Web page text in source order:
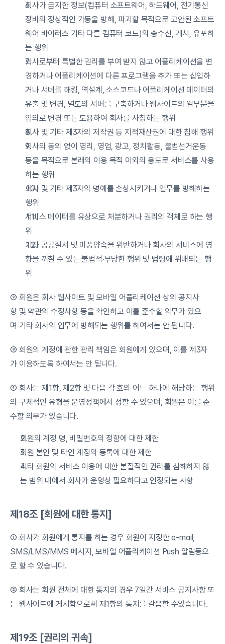
회사가 금지한 정보(컴퓨터 소프트웨어, 하드웨어, 전기통신
장비의 정상적인 가동을 방해, 파괴할 목적으로 고안된 소프트
웨어 바이러스 기타 다른 컴퓨터 코드)의 송수신, 게시, 유포하
는 행위
회사로부터 특별한 권리를 부여 받지 않고 어플리케이션을 변
경하거나 어플리케이션에 다른 프로그램을 추가 또는 삽입하
거나 서버를 해킹, 역설계, 소스코드나 어플리케이션 데이터의
유출 및 변경, 별도의 서버를 구축하거나 웹사이트의 일부분을
임의로 변경 또는 도용하여 회사를 사칭하는 행위
회사 및 기타 제3자의 저작권 등 지적재산권에 대한 침해 행위
회사의 동의 없이 영리, 영업, 광고, 정치활동, 불법선거운동
등을 목적으로 본래의 이용 목적 이외의 용도로 서비스를 사용
하는 행위
회사 및 기타 제3자의 명예를 손상시키거나 업무를 방해하는
행위
서비스 데이터를 유상으로 처분하거나 권리의 객체로 하는 행
위
기타 공공질서 및 미풍양속을 위반하거나 회사의 서비스에 영
향을 끼칠 수 있는 불법적·부당한 행위 및 법령에 위배되는 행
위
② 회원은 회사 웹사이트 및 모바일 어플리케이션 상의 공지사
항 및 약관의 수정사항 등을 확인하고 이를 준수할 의무가 있으
며 기타 회사의 업무에 방해되는 행위를 하여서는 안 됩니다.
③ 회원의 계정에 관한 관리 책임은 회원에게 있으며, 이를 제3자
가 이용하도록 하여서는 안 됩니다.
④ 회사는 제1항, 제2항 및 다음 각 호의 어느 하나에 해당하는 행위
의 구체적인 유형을 운영정책에서 정할 수 있으며, 회원은 이를 준
수할 의무가 있습니다.
회원의 계정 명, 비밀번호의 정함에 대한 제한
회원 본인 및 타인 계정의 등록에 대한 제한
기타 회원의 서비스 이용에 대한 본질적인 권리를 침해하지 않
는 범위 내에서 회사가 운영상 필요하다고 인정되는 사항
제18조 [회원에 대한 통지]
① 회사가 회원에게 통지를 하는 경우 회원이 지정한 e-mail,
SMS/LMS/MMS 메시지, 모바일 어플리케이션 Push 알림등으
로 할 수 있습니다.
② 회사는 회원 전체에 대한 통지의 경우 7일간 서비스 공지사항 또
는 웹사이트에 게시함으로써 제1항의 통지를 갈음할 수있습니다.
제19조 [권리의 귀속]